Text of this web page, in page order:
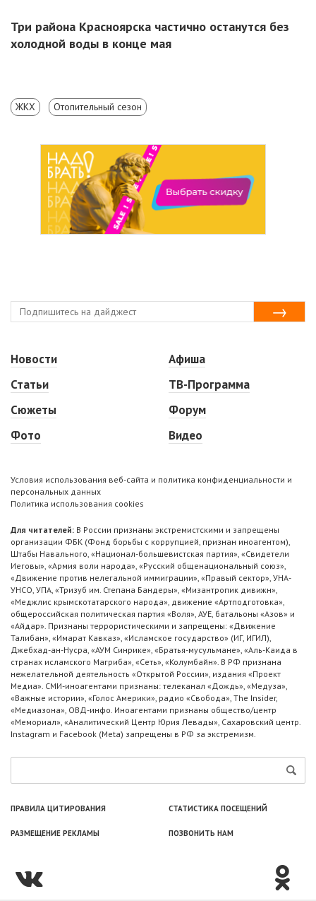
Три района Красноярска частично останутся без
холодной воды в конце мая
ЖКХ Отопительный сезон
Новости
Статьи
Сюжеты
Фото
Афиша
ТВ-Программа
Форум
Видео
Условия использования веб-сайта и политика конфиденциальности и
персональных данных
Политика использования cookies
Для читателей: В России признаны экстремистскими и запрещены
организации ФБК (Фонд борьбы с коррупцией, признан иноагентом),
Штабы Навального, «Национал-большевистская партия», «Свидетели
Иеговы», «Армия воли народа», «Русский общенациональный союз»,
«Движение против нелегальной иммиграции», «Правый сектор», УНА-
УНСО, УПА, «Тризуб им. Степана Бандеры», «Мизантропик дивижн»,
«Меджлис крымскотатарского народа», движение «Артподготовка»,
общероссийская политическая партия «Воля», АУЕ, батальоны «Азов» и
«Айдар». Признаны террористическими и запрещены: «Движение
Талибан», «Имарат Кавказ», «Исламское государство» (ИГ, ИГИЛ),
Джебхад-ан-Нусра, «АУМ Синрике», «Братья-мусульмане», «Аль-Каида в
странах исламского Магриба», «Сеть», «Колумбайн». В РФ признана
нежелательной деятельность «Открытой России», издания «Проект
Медиа». СМИ-иноагентами признаны: телеканал «Дождь», «Медуза»,
«Важные истории», «Голос Америки», радио «Свобода», The Insider,
«Медиазона», ОВД-инфо. Иноагентами признаны общество/центр
«Мемориал», «Аналитический Центр Юрия Левады», Сахаровский центр.
Instagram и Facebook (Metа) запрещены в РФ за экстремизм.
ПРАВИЛА ЦИТИРОВАНИЯ СТАТИСТИКА ПОСЕЩЕНИЙ
РАЗМЕЩЕНИЕ РЕКЛАМЫ ПОЗВОНИТЬ НАМ